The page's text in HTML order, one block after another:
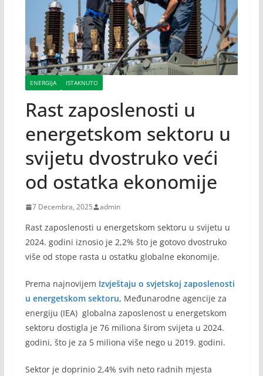
ENERGIJA ISTAKNUTO
Rast zaposlenosti u
energetskom sektoru u
svijetu dvostruko veći
od ostatka ekonomije
7 Decembra, 2025 admin
Rast zaposlenosti u energetskom sektoru u svijetu u
2024. godini iznosio je 2,2% što je gotovo dvostruko
više od stope rasta u ostatku globalne ekonomije.
Prema najnovijem Izvještaju o svjetskoj zaposlenosti
u energetskom sektoru, Međunarodne agencije za
energiju (IEA) globalna zaposlenost u energetskom
sektoru dostigla je 76 miliona širom svijeta u 2024.
godini, što je za 5 miliona više nego u 2019. godini.
Sektor je doprinio 2,4% svih neto radnih mjesta